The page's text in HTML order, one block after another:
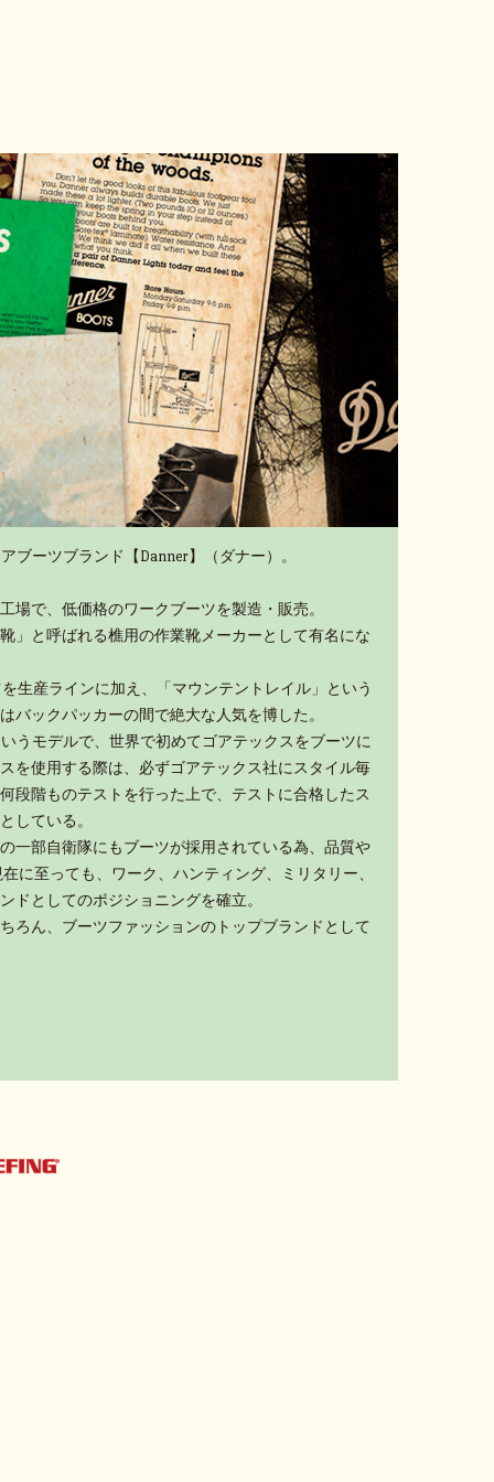
ブーツブランド【Danner】（ダナー）。
場で、低価格のワークブーツを製造・販売。
」と呼ばれる樵用の作業靴メーカーとして有名にな
生産ラインに加え、「マウンテントレイル」という
バックパッカーの間で絶大な人気を博した。
うモデルで、世界で初めてゴアテックスをブーツに
を使用する際は、必ずゴアテックス社にスタイル毎
段階ものテストを行った上で、テストに合格したス
している。
一部自衛隊にもブーツが採用されている為、品質や
に至っても、ワーク、ハンティング、ミリタリー、
ドとしてのポジショニングを確立。
ろん、ブーツファッションのトップブランドとして